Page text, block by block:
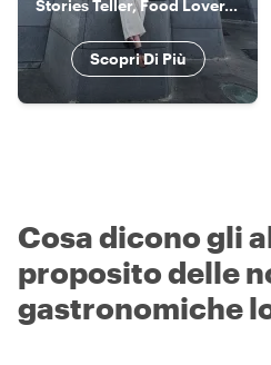
Stories Teller, Food Lover, and History
Scopri Di Più
Cosa dicono gli
proposito delle
gastronomiche